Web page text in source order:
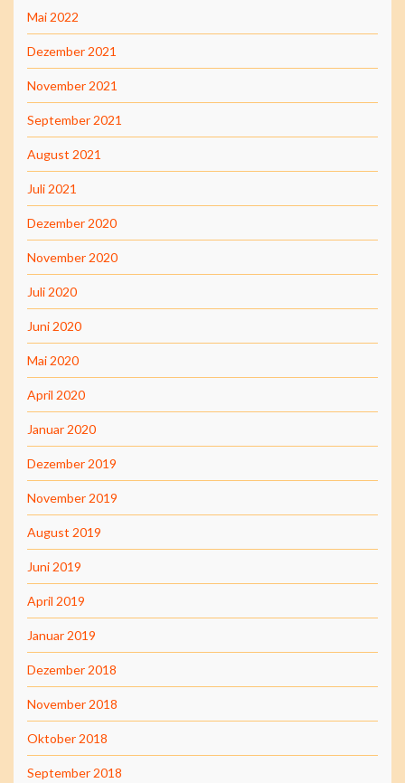
Mai 2022
Dezember 2021
November 2021
September 2021
August 2021
Juli 2021
Dezember 2020
November 2020
Juli 2020
Juni 2020
Mai 2020
April 2020
Januar 2020
Dezember 2019
November 2019
August 2019
Juni 2019
April 2019
Januar 2019
Dezember 2018
November 2018
Oktober 2018
September 2018